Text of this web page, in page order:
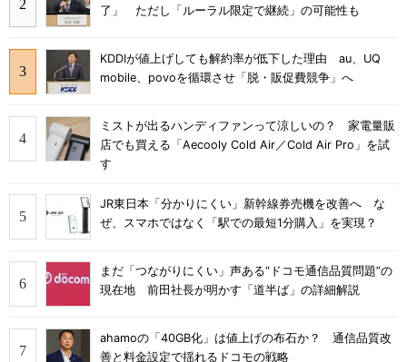
了」 ただし「ルーラル限定で継続」の可能性も
KDDIが値上げしても解約率が低下した理由 au、UQ
mobile、povoを循環させ「脱・販促費競争」へ
ミストが出るハンディファンって涼しいの？ 家電量販
店でも買える「Aecooly Cold Air／Cold Air Pro」を試
す
JR東日本「分かりにくい」新幹線券売機を改善へ な
ぜ、スマホではなく「駅での最短1分購入」を実現？
まだ「つながりにくい」声ある“ドコモ通信品質問題”の
現在地 前田社長が明かす「道半ば」の詳細解説
ahamoの「40GB化」は値上げの布石か？ 通信品質改
善と料金設定で揺れるドコモの戦略